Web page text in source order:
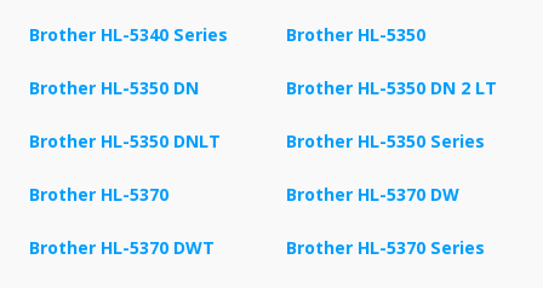
Brother HL-5340 Series Brother HL-5350
Brother HL-5350 DN Brother HL-5350 DN 2 LT
Brother HL-5350 DNLT Brother HL-5350 Series
Brother HL-5370 Brother HL-5370 DW
Brother HL-5370 DWT Brother HL-5370 Series